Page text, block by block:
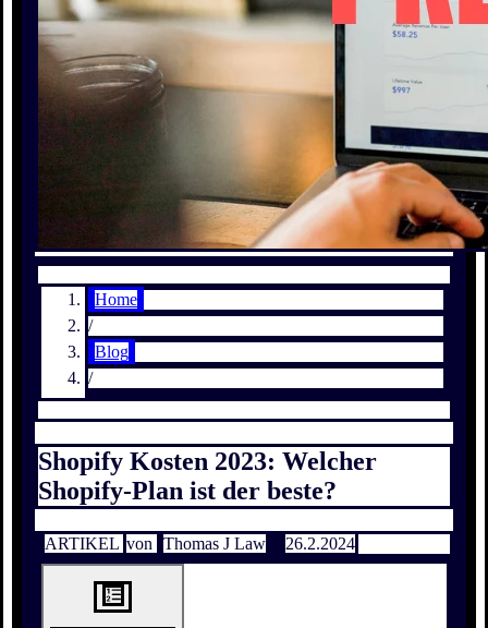
Home
/
Blog
/
Shopify Kosten 2023: Welcher
Shopify-Plan ist der beste?
ARTIKEL von Thomas J Law 26.2.2024